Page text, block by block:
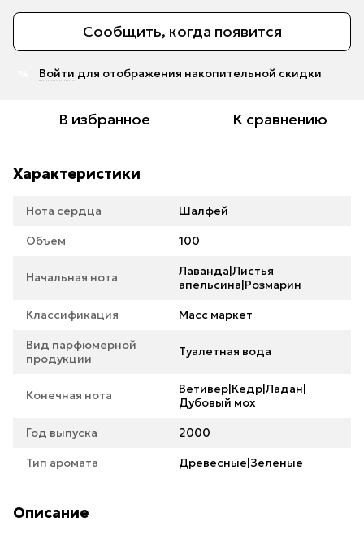
Сообщить, когда появится
Войти для отображения накопительной скидки
В избранное К сравнению
Характеристики
Нота сердца Шалфей
Объем 100
Начальная нота
Лаванда|Листья
апельсина|Розмарин
Классификация Масс маркет
Вид парфюмерной
продукции
Туалетная вода
Конечная нота
Ветивер|Кедр|Ладан|
Дубовый мох
Год выпуска 2000
Тип аромата Древесные|Зеленые
Описание